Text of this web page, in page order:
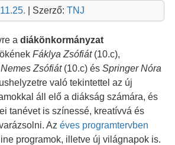
| Szerző: TNJ
a diákönkormányzat
Fáklya Zsófiát(10.c),
Nemes Zsófiát(10.c) és Springer Nóra
való tekintettel az új
áll elő a diákság számára, és
tanévet is színessé, kreatívvá és
Az éves programtervben
programok, illetve új világnapok is.